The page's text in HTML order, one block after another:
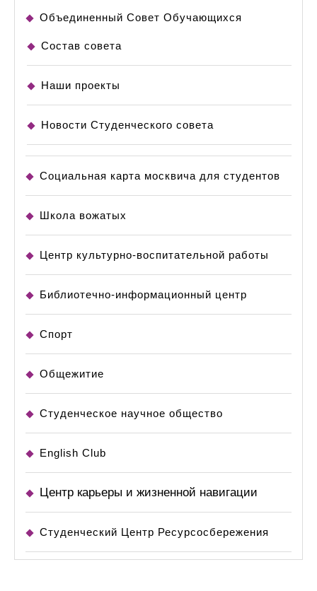
Объединенный Совет Обучающихся
Состав совета
Наши проекты
Новости Студенческого совета
Социальная карта москвича для студентов
Школа вожатых
Центр культурно-воспитательной работы
Библиотечно-информационный центр
Спорт
Общежитие
Студенческое научное общество
English Club
Центр карьеры и жизненной навигации
Студенческий Центр Ресурсосбережения